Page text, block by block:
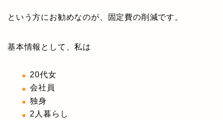
という方にお勧めなのが、固定費の削減です。
基本情報として、私は
20代女
会社員
独身
2人暮らし